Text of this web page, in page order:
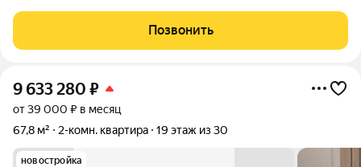
кирпичных материалов, что обеспечивает отличную
звукоизоляцию и долговечность. Из окон
Позвонить
9 633 280 ₽
от 39 000 ₽ в месяц
67,8 м²
2-комн. квартира 19 этаж из 30
новостройка